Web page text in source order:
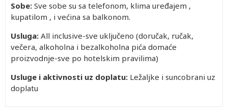
Sobe: Sve sobe su sa telefonom, klima uređajem ,
kupatilom , i većina sa balkonom.
Usluga: All inclusive-sve uključeno (doručak, ručak,
večera, alkoholna i bezalkoholna pića domaće
proizvodnje-sve po hotelskim pravilima)
Usluge i aktivnosti uz doplatu: Ležaljke i suncobrani uz
doplatu